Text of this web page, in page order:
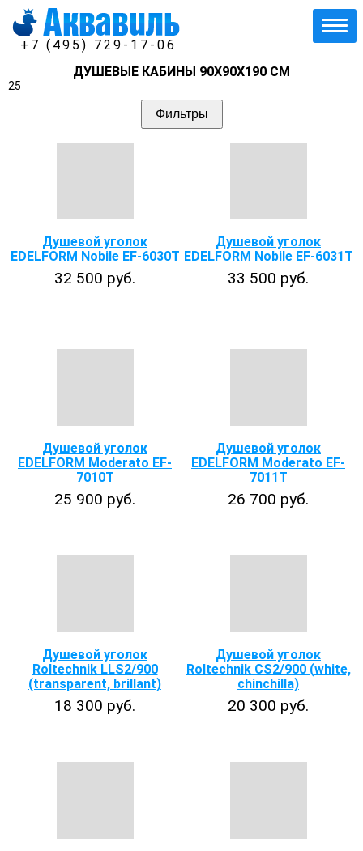
+7 (495) 729-17-06
ДУШЕВЫЕ КАБИНЫ 90Х90Х190 СМ
25
Фильтры
Душевой уголок
EDELFORM Nobile EF-6030T
32 500 руб.
Душевой уголок
EDELFORM Nobile EF-6031T
33 500 руб.
Душевой уголок
EDELFORM Moderato EF-
7010T
25 900 руб.
Душевой уголок
EDELFORM Moderato EF-
7011T
26 700 руб.
Душевой уголок
Roltechnik LLS2/900
(transparent, brillant)
18 300 руб.
Душевой уголок
Roltechnik CS2/900 (white,
chinchilla)
20 300 руб.